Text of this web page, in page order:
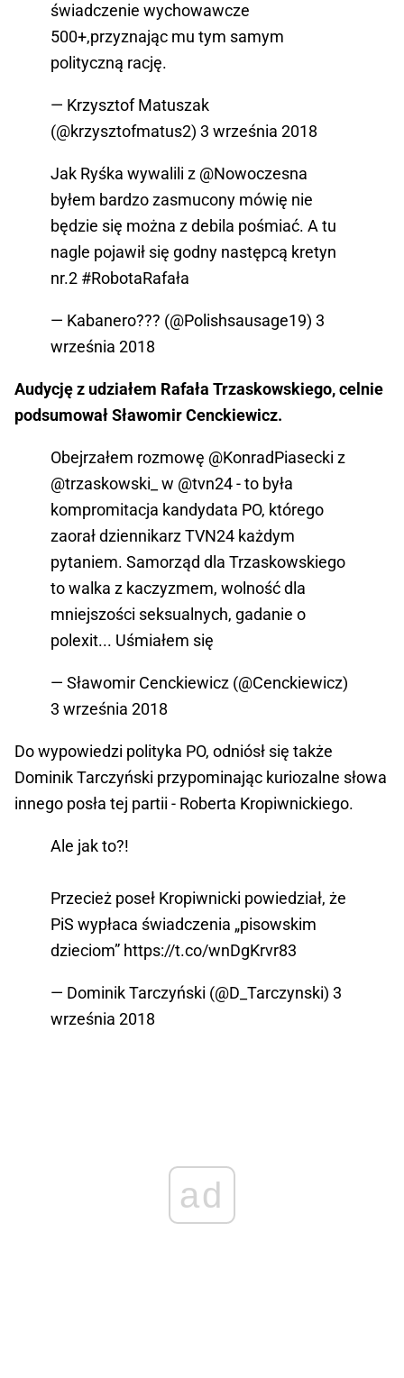
świadczenie wychowawcze
500+,przyznając mu tym samym
polityczną rację.
— Krzysztof Matuszak
(@krzysztofmatus2) 3 września 2018
Jak Ryśka wywalili z @Nowoczesna
byłem bardzo zasmucony mówię nie
będzie się można z debila pośmiać. A tu
nagle pojawił się godny następcą kretyn
nr.2 #RobotaRafała
— Kabanero??? (@Polishsausage19) 3
września 2018
Audycję z udziałem Rafała Trzaskowskiego, celnie
podsumował Sławomir Cenckiewicz.
Obejrzałem rozmowę @KonradPiasecki z
@trzaskowski_
w @tvn24- to była
kompromitacja kandydata PO, którego
zaorał dziennikarz TVN24 każdym
pytaniem. Samorząd dla Trzaskowskiego
to walka z kaczyzmem, wolność dla
mniejszości seksualnych, gadanie o
polexit... Uśmiałem się
— Sławomir Cenckiewicz (@Cenckiewicz)
3 września 2018
Do wypowiedzi polityka PO, odniósł się także
Dominik Tarczyński przypominając kuriozalne słowa
innego posła tej partii - Roberta Kropiwnickiego.
Ale jak to?!
Przecież poseł Kropiwnicki powiedział, że
PiS wypłaca świadczenia „pisowskim
dzieciom” https://t.co/wnDgKrvr83
— Dominik Tarczyński (@D_Tarczynski) 3
września 2018
ad